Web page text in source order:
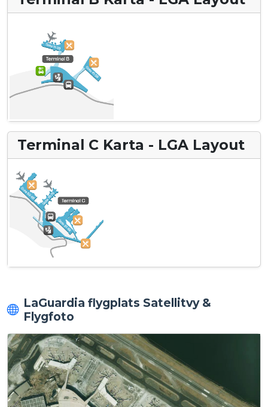
Terminal C Karta - LGA Layout
LaGuardia flygplats Satellitvy &
Flygfoto